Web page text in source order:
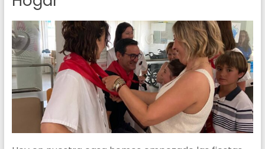
Reunidos